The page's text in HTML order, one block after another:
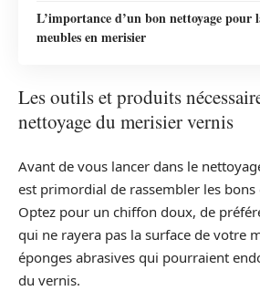
L’importance d’un bon nettoyage pour
meubles en merisier
Les outils et produits
nettoyage du merisier vernis
Avant de vous lancer dans le
est primordial de rassembler les
Optez pour un chiffon doux, de
qui ne rayera pas la surface de votre
éponges abrasives qui pourraient
du vernis.